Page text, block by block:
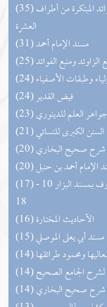
(35) إتحاف المهرة بالفوائد المبتكرة من أطراف
العشرة
(31) مسند الإمام أحمد
الزاوئد ومنبع الفوائد
وطبقات الأصفياء
(24) فيض القدير
وجواهر العلم للدينوري
(21) السنن الكبرى للنسائي
شرح صحيح البخاري
الإمام أحمد بن حنبل
(17) البحر الزخار المعروف بمسند البزار 10 -
18
(16) الأحاديث المختارة
(15) مسند أبي يعلى الموصلي
ومحمود طرائقها
لشرح الجامع الصحيح
شرح صحيح البخاري